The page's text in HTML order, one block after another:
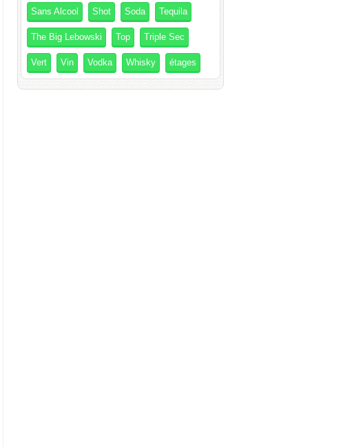
Sans Alcool Shot Soda Tequila
The Big Lebowski Top Triple Sec
Vert Vin Vodka Whisky étages